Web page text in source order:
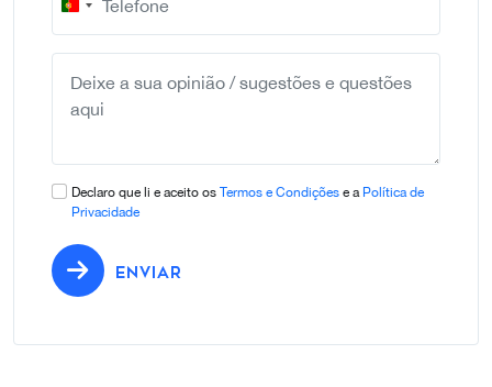
Portugal
+351
Declaro que li e aceito os Termos e Condições e a Política de
Privacidade
ENVIAR